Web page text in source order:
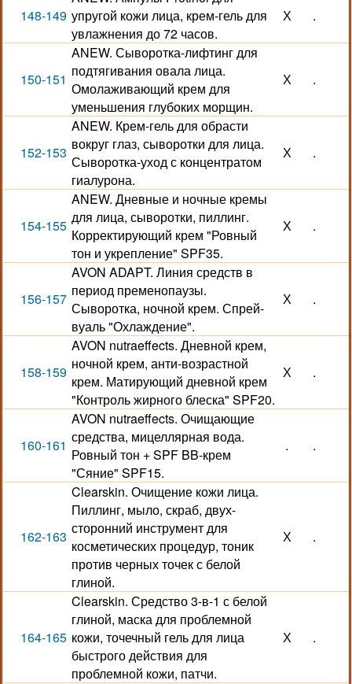
148-149 упругой кожи лица, крем-гель для
увлажнения до 72 часов.
Х .
150-151
ANEW. Сыворотка-лифтинг для
подтягивания овала лица.
Омолаживающий крем для
уменьшения глубоких морщин.
Х .
152-153
ANEW. Крем-гель для обрасти
вокруг глаз, сыворотки для лица.
Сыворотка-уход с концентратом
гиалурона.
Х .
154-155
ANEW. Дневные и ночные кремы
для лица, сыворотки, пиллинг.
Корректирующий крем "Ровный
тон и укрепление" SPF35.
Х .
156-157
AVON ADAPT. Линия средств в
период пременопаузы.
Сыворотка, ночной крем. Спрей-
вуаль "Охлаждение".
Х .
158-159
AVON nutraeffects. Дневной крем,
ночной крем, анти-возрастной
крем. Матирующий дневной крем
"Контроль жирного блеска" SPF20.
Х .
160-161
AVON nutraeffects. Очищающие
средства, мицеллярная вода.
Ровный тон + SPF BB-крем
"Сяние" SPF15.
. .
162-163
Clearskin. Очищение кожи лица.
Пиллинг, мыло, скраб, двух-
сторонний инструмент для
косметических процедур, тоник
против черных точек с белой
глиной.
Х .
164-165
Clearskin. Средство 3-в-1 с белой
глиной, маска для проблемной
кожи, точечный гель для лица
быстрого действия для
проблемной кожи, патчи.
Х .